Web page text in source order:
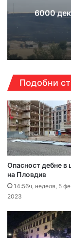
6000
Подобни
Опасност дебне в
на Пловдив
14:56ч, неделя, 5
2023